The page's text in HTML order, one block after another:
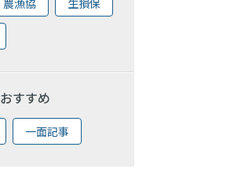
農漁協 生損保
すすめ
一面記事